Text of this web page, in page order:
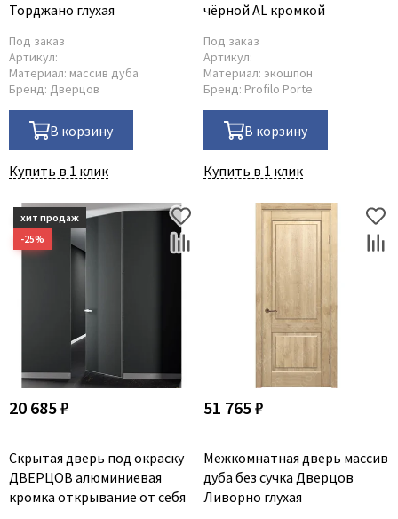
Торджано глухая
Под заказ
Артикул:
Материал: массив дуба
Бренд: Дверцов
В корзину
Купить в 1 клик
чёрной AL кромкой
Под заказ
Артикул:
Материал: экошпон
Бренд: Profilo Porte
В корзину
Купить в 1 клик
20 685 ₽
Скрытая дверь под окраску
ДВЕРЦОВ алюминиевая
кромка открывание от себя
51 765 ₽
Межкомнатная дверь массив
дуба без сучка Дверцов
Ливорно глухая